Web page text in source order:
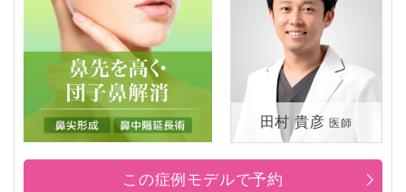
田村 貴彦 医師
この症例モデルで予約